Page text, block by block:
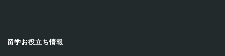
留学お役立ち情報